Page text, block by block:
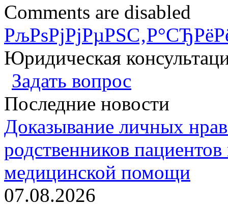
Comments are disabled
Юридическая
Задать вопрос
Последние новости
Доказывание личных
родственников
медицинской помощи
07.08.2026